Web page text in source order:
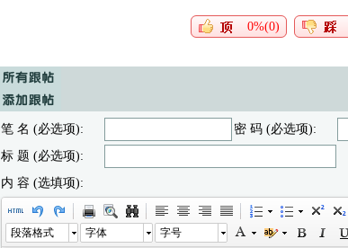
0%(0)
笔 名 (必选项): 密 码 (必选项):
标 题 (必选项):
内 容 (选填项):
段落格式 字体 字号